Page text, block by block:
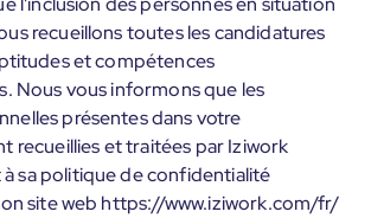
recueillons toutes les candidatures
et compétences
Nous vous informons que les
présentes dans votre
recueillies et traitées par Iziwork
sa politique de confidentialité
site web https://www.iziwork.com/fr/